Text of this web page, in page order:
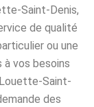
Saint-Denis,
de qualité
ou une
à vos besoins
Saint-
des